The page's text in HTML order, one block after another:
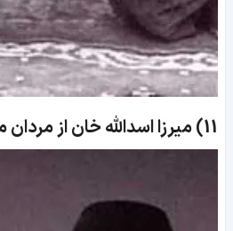
11) میرزا اسدالله خان از